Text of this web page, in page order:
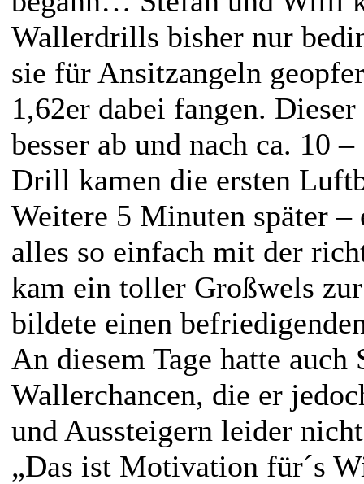
Wallerdrills bisher nur
sie für Ansitzangeln
1,62er dabei fangen.
besser ab und nach ca. 10
Drill kamen die ersten
Weitere 5 Minuten später
alles so einfach mit der
kam ein toller Großwels
bildete einen
An diesem Tage hatte auch
Wallerchancen, die er
und Aussteigern leider
„Das ist Motivation für´s